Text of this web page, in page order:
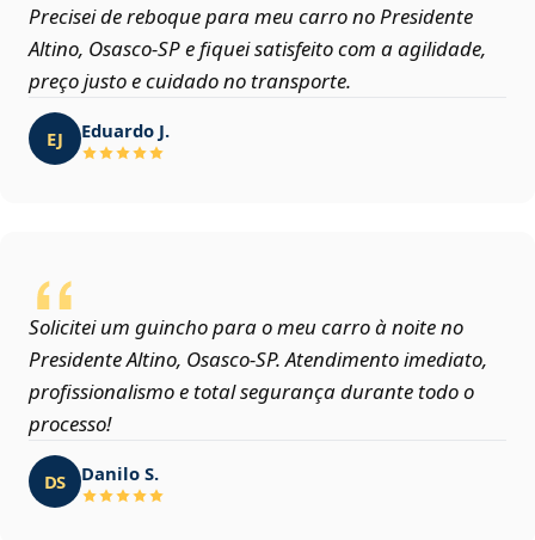
Precisei de reboque para meu carro no Presidente
Altino, Osasco‑SP e fiquei satisfeito com a agilidade,
preço justo e cuidado no transporte.
EJ Eduardo J.
Solicitei um guincho para o meu carro à noite no
Presidente Altino, Osasco‑SP. Atendimento imediato,
profissionalismo e total segurança durante todo o
processo!
DS Danilo S.